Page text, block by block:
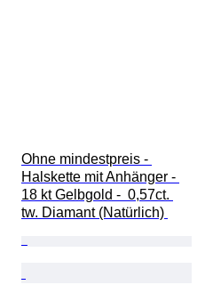
Ohne mindestpreis -
Halskette mit Anhänger -
18 kt Gelbgold -  0,57ct.
tw. Diamant (Natürlich)